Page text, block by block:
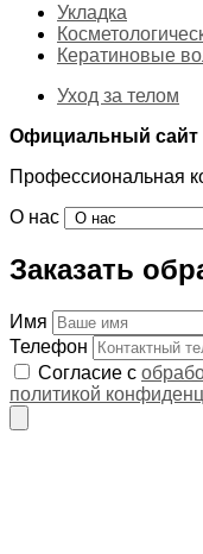
Укладка
Кератиновые
Уход за телом
Официальный сайт
Профессиональная
О нас
Заказать
Имя
Телефон
Согласие с
политикой